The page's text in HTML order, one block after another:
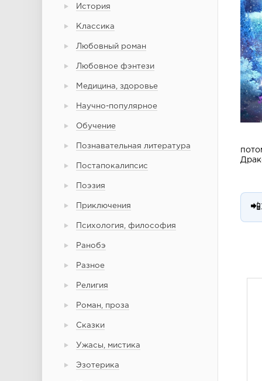
История
Классика
Любовный роман
Любовное фэнтези
Медицина, здоровье
Научно-популярное
Обучение
Познавательная литература
Постапокалипсис
Поэзия
Приключения
Психология, философия
Ранобэ
Разное
Религия
Роман, проза
Сказки
Ужасы, мистика
Эзотерика
📲